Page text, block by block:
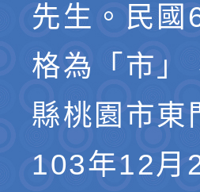
先生。民
格為「市」
縣桃園市東
103年12月